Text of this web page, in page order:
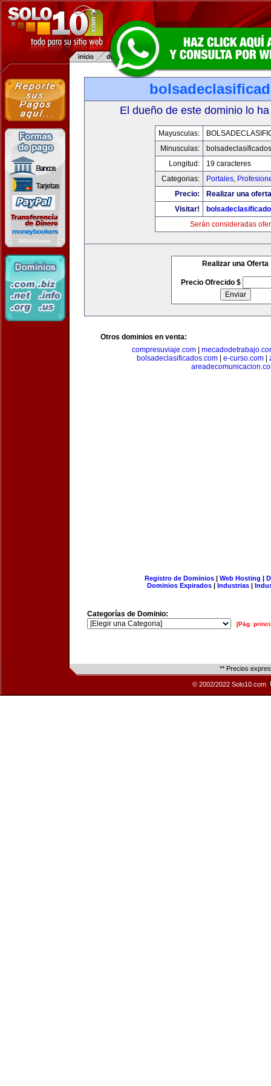
El dueño de este dominio lo
Mayusculas:
Minusculas:
Longitud:
19 caracteres
Categorias:
Portales,
Precio:
Realizar una
Visitar!
Serán consideradas
Realizar una Oferta
Precio Ofrecido $
Otros dominios en venta:
compresuviaje.com
bolsadeclasificados.com
e-curso.com
Registro de Dominios| Web Hosting |
Dominios Expirados | Industrias |
Categorías de Dominio:
[Pág.
** Precios
© 2002/2022 Solo10.com